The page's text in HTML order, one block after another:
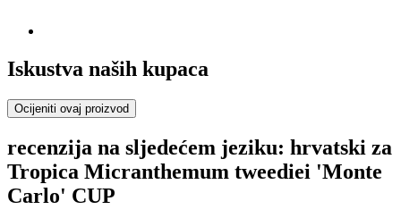
Iskustva naših kupaca
Ocijeniti ovaj proizvod
recenzija na sljedećem jeziku: hrvatski za
Tropica Micranthemum tweediei 'Monte
Carlo' CUP